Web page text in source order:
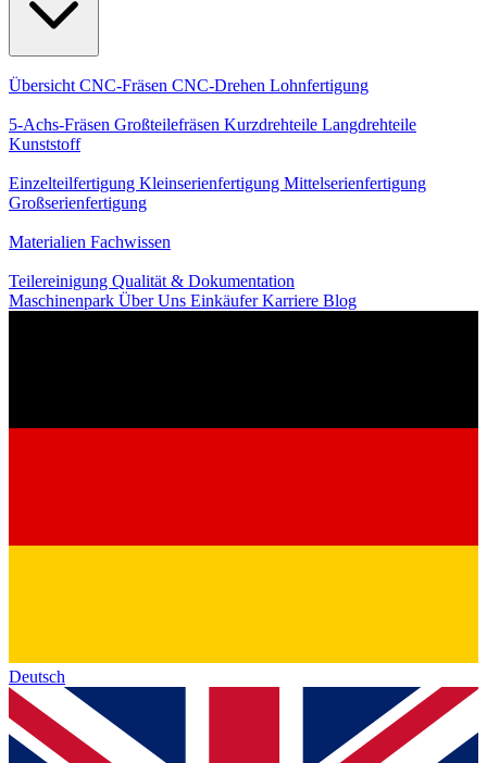
Übersicht CNC-Fräsen CNC-Drehen Lohnfertigung
5-Achs-Fräsen Großteilefräsen Kurzdrehteile Langdrehteile
Kunststoff
Einzelteilfertigung Kleinserienfertigung Mittelserienfertigung
Großserienfertigung
Materialien Fachwissen
Teilereinigung Qualität & Dokumentation
Maschinenpark Über Uns EinkäuferKarriere Blog
Deutsch